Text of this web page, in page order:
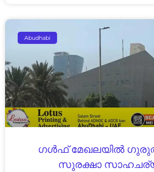
Abudhabi
ഗൾഫ് മേഖലയിൽ
സുരക്ഷാ